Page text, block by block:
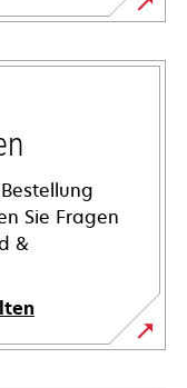
Sie Fragen
&